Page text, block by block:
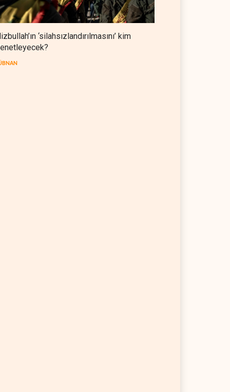
‘silahsızlandırılmasını’ kim